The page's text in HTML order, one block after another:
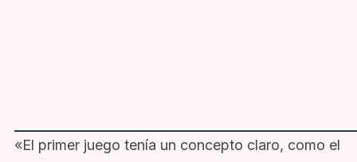
«El primer juego tenía un concepto claro, como el